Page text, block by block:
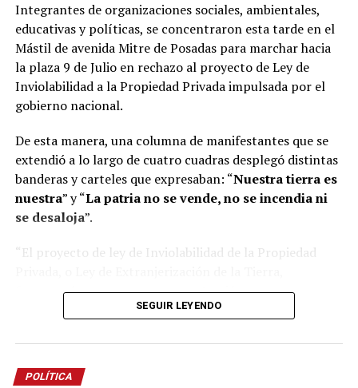
Integrantes de organizaciones sociales, ambientales,
educativas y políticas, se concentraron esta tarde en el
Mástil de avenida Mitre de Posadas para marchar hacia
la plaza 9 de Julio en rechazo al proyecto de Ley de
Inviolabilidad a la Propiedad Privada impulsada por el
gobierno nacional.
De esta manera, una columna de manifestantes que se
extendió a lo largo de cuatro cuadras desplegó distintas
banderas y carteles que expresaban: “Nuestra tierra es
nuestra” y “La patria no se vende, no se incendia ni
se desaloja”.
“El proyecto de ley de Inviolabilidad de la Propiedad
favorecería a una mayor concentración y
extranjerización de la tierra, permitiendo una mayor
compra de tierras productivas”, alertó uno de los
manifestantes presentes.
SEGUIR LEYENDO
POLÍTICA